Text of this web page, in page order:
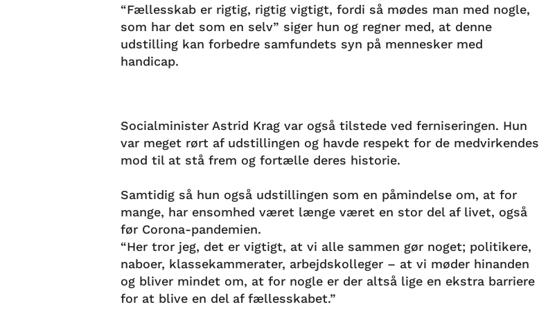
“Fællesskab er rigtig, rigtig vigtigt, fordi så mødes man med nogle,
som har det som en selv” siger hun og regner med, at denne
udstilling kan forbedre samfundets syn på mennesker med
handicap.
Socialminister Astrid Krag var også tilstede ved ferniseringen. Hun
var meget rørt af udstillingen og havde respekt for de medvirkendes
mod til at stå frem og fortælle deres historie.
Samtidig så hun også udstillingen som en påmindelse om, at for
mange, har ensomhed været længe været en stor del af livet, også
før Corona-pandemien.
“Her tror jeg, det er vigtigt, at vi alle sammen gør noget; politikere,
naboer, klassekammerater, arbejdskolleger – at vi møder hinanden
og bliver mindet om, at for nogle er der altså lige en ekstra barriere
for at blive en del af fællesskabet.”